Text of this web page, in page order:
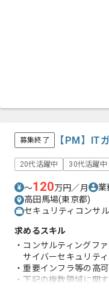
募集終了 【PM】IT
20代活躍中 30代活躍中
〜120万円／月 業
高田馬場(東京都)
セキュリティコンサ
求めるスキル
・コンサルティングフ
サイバーセキュリテ
・重要インフラ等の高
・下記の複数領域に関